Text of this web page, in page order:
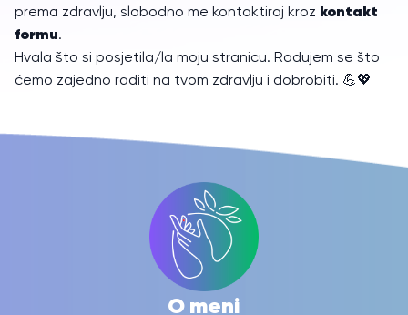
prema zdravlju, slobodno me kontaktiraj kroz kontakt
formu.
Hvala što si posjetila/la moju stranicu. Radujem se što
ćemo zajedno raditi na tvom zdravlju i dobrobiti. 💪💖
O meni